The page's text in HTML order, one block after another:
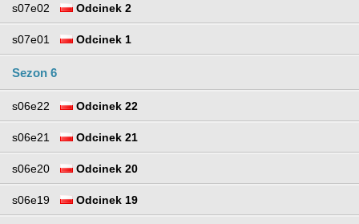
s07e02 Odcinek 2
s07e01 Odcinek 1
Sezon 6
s06e22 Odcinek 22
s06e21 Odcinek 21
s06e20 Odcinek 20
s06e19 Odcinek 19